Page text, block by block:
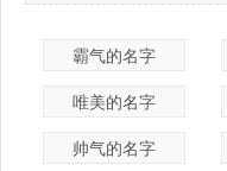
霸气的名字
唯美的名字
帅气的名字